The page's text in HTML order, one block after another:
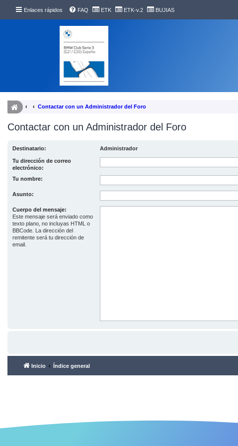
Enlaces rápidos FAQ ETK ETK-v.2 BUJIAS
Contactar con un Administrador del Foro
Contactar con un Administrador del Foro
Destinatario: Administrador
Tu dirección de correo
electrónico:
Tu nombre:
Asunto:
Cuerpo del mensaje:
Este mensaje será enviado como
texto plano, no incluyas HTML o
BBCode. La dirección del
remitente será tu dirección de
email.
Inicio Índice general